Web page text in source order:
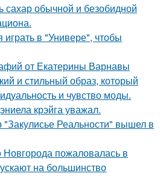
сахар обычной и безобидной
играть в "Универе", чтобы
от Екатерины Варнавы
и стильный образ, который
и чувство моды.
крэйга уважал.
Реальности" вышел в
пожаловалась в
на большинство